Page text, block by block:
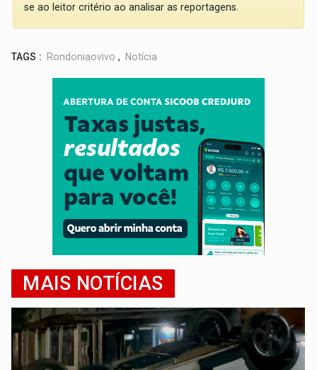
se ao leitor critério ao analisar as reportagens.
TAGS : Rondoniaovivo , Notícia
MAIS NOTÍCIAS